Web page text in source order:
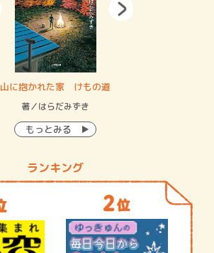
山に抱かれた家 けもの道
著／はらだみずき
もっとみる
ランキング